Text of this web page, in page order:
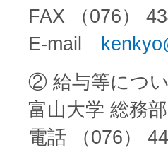
FAX （076）
E-mail
② 給与等につ
富山大学 総務
電話 （076）